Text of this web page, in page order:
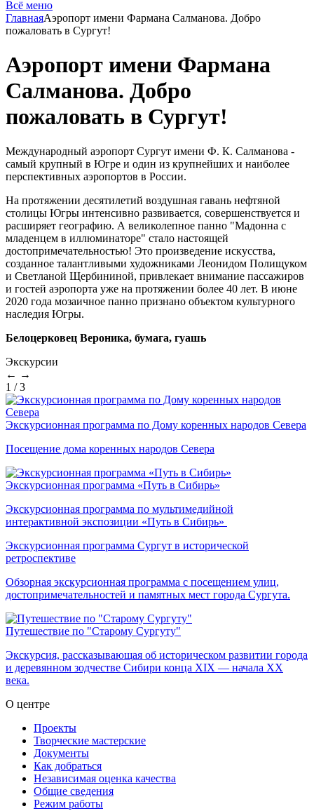
Всё меню
ГлавнаяАэропорт имени Фармана Салманова. Добро
пожаловать в Сургут!
Аэропорт имени Фармана
Салманова. Добро
пожаловать в Сургут!
Международный аэропорт Сургут имени Ф. К. Салманова -
самый крупный в Югре и один из крупнейших и наиболее
перспективных аэропортов в России.
На протяжении десятилетий воздушная гавань нефтяной
столицы Югры интенсивно развивается, совершенствуется и
расширяет географию. А великолепное панно "Мадонна с
младенцем в иллюминаторе" стало настоящей
достопримечательностью! Это произведение искусства,
созданное талантливыми художниками Леонидом Полищуком
и Светланой Щербининой, привлекает внимание пассажиров
и гостей аэропорта уже на протяжении более 40 лет. В июне
2020 года мозаичное панно признано объектом культурного
наследия Югры.
Белоцерковец Вероника, бумага, гуашь
Экскурсии
← →
1 / 3
Экскурсионная программа по Дому коренных народов Севера
Посещение дома коренных народов Севера
Экскурсионная программа «Путь в Сибирь»
Экскурсионная программа по мультимедийной
интерактивной экспозиции «Путь в Сибирь»
Экскурсионная программа Сургут в исторической
ретроспективе
Обзорная экскурсионная программа с посещением улиц,
достопримечательностей и памятных мест города Сургута.
Путешествие по "Старому Сургуту"
Экскурсия, рассказывающая об историческом развитии города
и деревянном зодчестве Сибири конца XIX — начала XX
века.
О центре
Проекты
Творческие мастерские
Документы
Как добраться
Независимая оценка качества
Общие сведения
Режим работы